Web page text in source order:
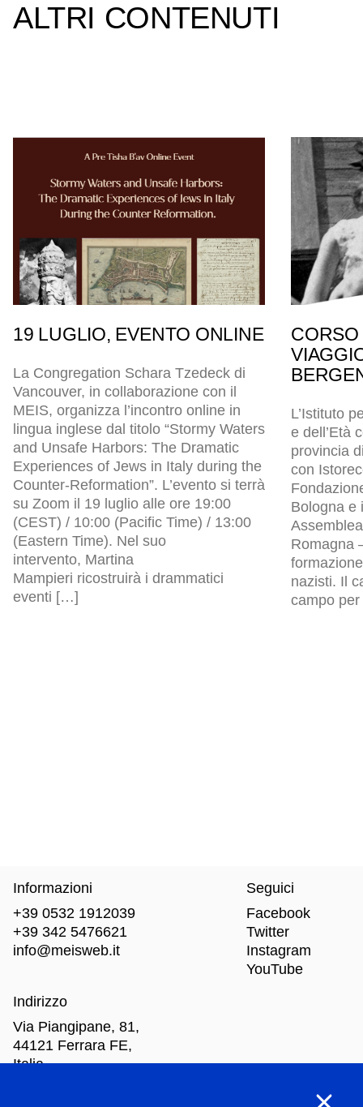
ALTRI CONTENUTI
19 LUGLIO, EVENTO ONLINE
La Congregation Schara Tzedeck di
Vancouver, in collaborazione con il
MEIS, organizza l’incontro online in
lingua inglese dal titolo “Stormy Waters
and Unsafe Harbors: The Dramatic
Experiences of Jews in Italy during the
Counter-Reformation”. L’evento si terrà
su Zoom il 19 luglio alle ore 19:00
(CEST) / 10:00 (Pacific Time) / 13:00
(Eastern Time). Nel suo
intervento, Martina
Mampieri ricostruirà i drammatici
eventi […]
L’Istituto
e dell’Età
provincia
con
Bologna e
Romagna
nazisti. Il
campo
Informazioni
+39 0532 1912039
+39 342 5476621
info@meisweb.it
Indirizzo
Via Piangipane, 81,
44121 Ferrara FE,
Italia
Seguici
Facebook
Twitter
Instagram
YouTube